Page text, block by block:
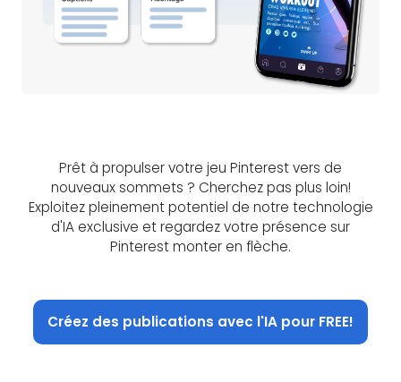
Prêt à propulser votre jeu Pinterest vers de
nouveaux sommets ? Cherchez pas plus loin!
Exploitez pleinement potentiel de notre technologie
d'IA exclusive et regardez votre présence sur
Pinterest monter en flèche.
Créez des publications avec l'IA pour FREE!